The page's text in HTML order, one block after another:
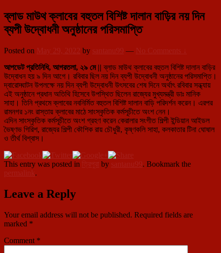
ব্লাড মাউথ ক্লাবের বহুতল বিশিষ্ট দালান বাড়ির নয় দিন
ব্যপী উদ্বোধনী অনুষ্ঠানের পরিসমাপ্তি
Posted on May 29, 2022 by santanu99 — No Comments ↓
আপডেট প্রতিনিধি, আগরতলা, ২৯ মে || ব্লাড মাউথ ক্লাবের বহুতল বিশিষ্ট দালান বাড়ির
উদ্বোধন হয় ৯ দিন আগে। রবিবার ছিল নয় দিন ব্যপী উদ্বোধনী অনুষ্ঠানের পরিসমাপ্তি।
দ্বারোদ্ঘাটন উপলক্ষে নয় দিন ব্যপী উদ্বোধনী উৎসবের শেষ দিনে অর্থাৎ রবিবার সন্ধ্যায়
এই অনুষ্ঠানে প্রধান অতিথি হিসেবে উপস্থিত ছিলেন রাজ্যের মুখ্যমন্ত্রী ডাঃ মানিক
সাহা। তিনি প্রথমে ক্লাবের নবনির্মিত বহুতল বিশিষ্ট দালান বাড়ি পরিদর্শন করেন। এরপর
রামনগর ১নং রাস্তায় ক্লাবের মাঠে সাংস্কৃতিক কর্মসূচীতে অংশ নেন।
এদিন সাংস্কৃতিক কর্মসূচীতে অংশ গ্রহণ করেন কেরালার সংগীত শিল্পী ইন্ডিয়ান আইডল
ভৈষ্ণভ গিরিশ, রাজ্যের শিল্পী কৌশিক রায় চৌধুরী, কৃষ্ণকলি সাহা, কলকাতার টিনা ঘোষাল
ও তীর্থ বিশ্বাস।
This entry was posted in ত্রিপুরা by santanu99. Bookmark the
permalink.
Leave a Reply
Your email address will not be published. Required fields are
marked *
Comment *